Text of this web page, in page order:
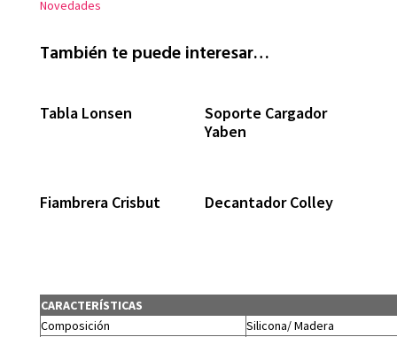
Novedades
También te puede interesar…
Tabla Lonsen
Soporte Cargador
Yaben
Fiambrera Crisbut Decantador Colley
CARACTERÍSTICAS
Composición
Silicona/ Madera